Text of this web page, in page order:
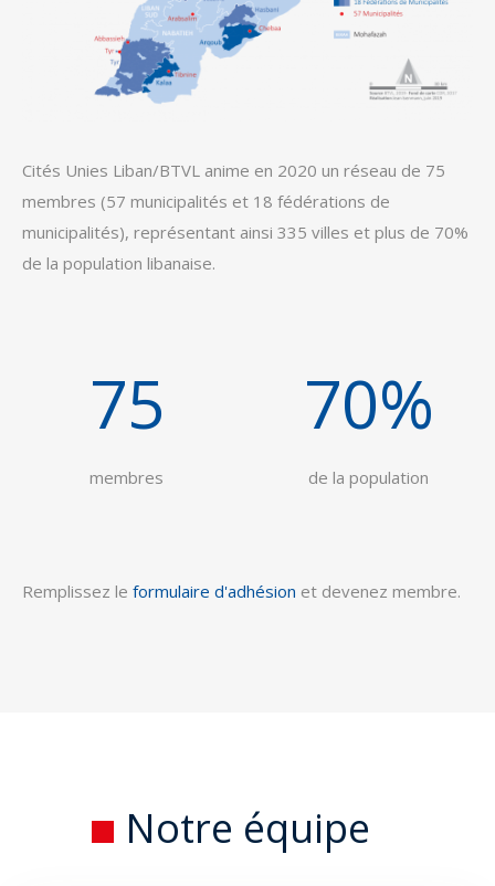
Cités Unies Liban/BTVL anime en 2020 un réseau de 75
membres (57 municipalités et 18 fédérations de
municipalités), représentant ainsi 335 villes et plus de 70%
de la population libanaise.
75
membres
70%
de la population
Remplissez le formulaire d'adhésion et devenez membre.
Notre équipe